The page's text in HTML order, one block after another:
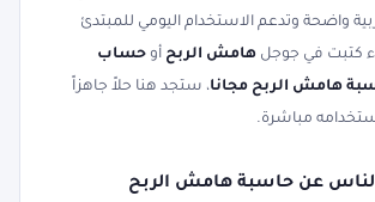
واضحة وتدعم الاستخدام اليومي للمبتدئ
كتبت في جوجل هامش الربح أو حساب
هامش الربح مجانا، ستجد هنا حلاً جاهزاً
مباشرة.
عن حاسبة هامش الربح